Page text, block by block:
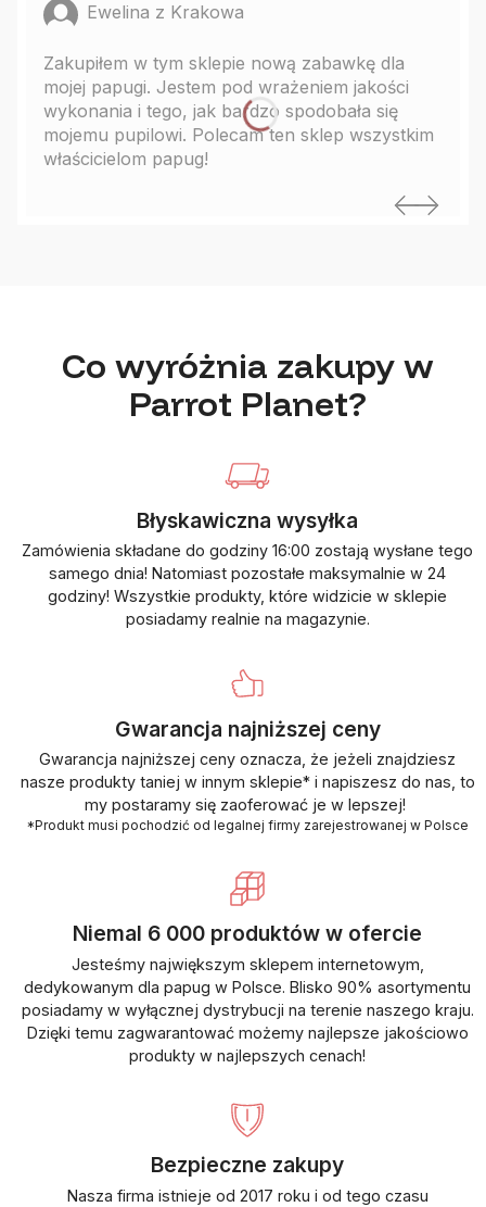
Ewelina z Krakowa
Zakupiłem w tym sklepie nową zabawkę dla
mojej papugi. Jestem pod wrażeniem jakości
wykonania i tego, jak bardzo spodobała się
mojemu pupilowi. Polecam ten sklep wszystkim
właścicielom papug!
Co wyróżnia zakupy w
Parrot Planet?
Błyskawiczna wysyłka
Zamówienia składane do godziny 16:00 zostają wysłane tego
samego dnia! Natomiast pozostałe maksymalnie w 24
godziny! Wszystkie produkty, które widzicie w sklepie
posiadamy realnie na magazynie.
Gwarancja najniższej ceny
Gwarancja najniższej ceny oznacza, że jeżeli znajdziesz
nasze produkty taniej w innym sklepie* i napiszesz do nas, to
my postaramy się zaoferować je w lepszej!
*Produkt musi pochodzić od legalnej firmy zarejestrowanej w Polsce
Niemal 6 000 produktów w ofercie
Jesteśmy największym sklepem internetowym,
dedykowanym dla papug w Polsce. Blisko 90% asortymentu
posiadamy w wyłącznej dystrybucji na terenie naszego kraju.
Dzięki temu zagwarantować możemy najlepsze jakościowo
produkty w najlepszych cenach!
Bezpieczne zakupy
Nasza firma istnieje od 2017 roku i od tego czasu